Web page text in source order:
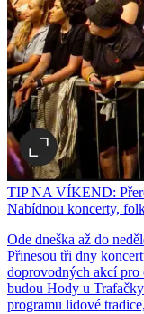
TIP NA VÍKEND:
Nabídnou koncerty,
Ode dneška až do
Přinesou tři dny
doprovodných akcí
budou Hody u
programu lidové